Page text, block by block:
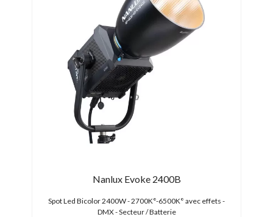
Nanlux Evoke 2400B
Spot Led Bicolor 2400W - 2700K°-6500K° avec effets -
DMX - Secteur / Batterie